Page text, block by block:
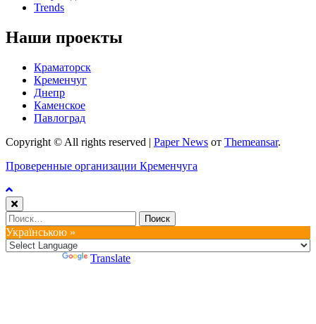
Trends
Наши проекты
Краматорск
Кременчуг
Днепр
Каменское
Павлоград
Copyright © All rights reserved | Paper News от Themeansar.
Проверенные организации Кременчуга
Найти:
Українською »
Translate